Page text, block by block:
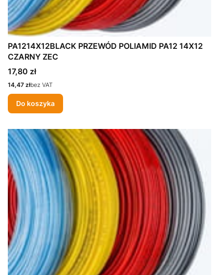
PA1214X12BLACK PRZEWÓD POLIAMID PA12 14X12
CZARNY ZEC
Cena
17,80 zł
Cena
14,47 złbez VAT
Do koszyka